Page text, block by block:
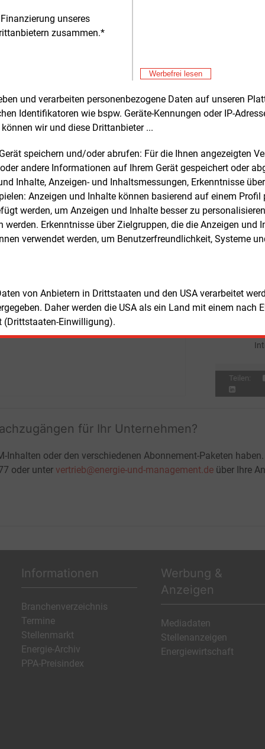
unseres
zusammen.*
Werbefrei lesen
und verarbeiten personenbezogene Daten auf unseren
Identifikatoren wie bspw. Geräte-Kennungen oder IP-
wir und diese Drittanbieter ...
speichern und/oder abrufen: Für die Ihnen angezeigten
andere Informationen auf Ihrem Gerät gespeichert oder
Inhalte, Anzeigen- und Inhaltsmessungen, Erkenntnisse
Anzeigen und Inhalte können basierend auf einem Profil
werden, um Anzeigen und Inhalte besser zu
werden. Erkenntnisse über Zielgruppen, die die Anzeigen und
verwendet werden, um Benutzerfreundlichkeit, Systeme
von Anbietern in Drittstaaten und den USA verarbeitet
Daher werden die USA als ein Land mit einem nach
(Drittstaaten-Einwilligung).
des Wirksamwerdens der Änderung
ist. Die Bundesnetzagentur stehe
prüft fortlaufend, ob
die energierechtlichen
Schritte einleiten, wenn
besteht, dass
gegen das
verstoßen. Dabei
berücksichtigt, inwieweit sich
für systematische Missstände
Die Bundesnetzagentur kann das
Internetseite der Bundesnetzagentur.
E&M
E&M
E&M
E&M
E&M
Teilen:
für Ihr Unternehmen?
Inhalten oder den verschiedenen Abonnement-Paketen haben.
oder unter vertrieb@energie-und-management.de über Ihre
Informationen
Branchenverzeichnis
Termine
Stellenmarkt
Energie-Archiv
PPA-Preisindex
Werbung &
Anzeigen
Mediadaten
Stellenanzeigen
Energiewirtschaft